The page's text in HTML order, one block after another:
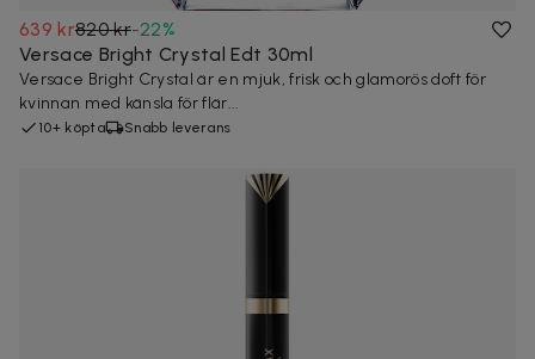
639 kr820 kr-22%
Versace Bright Crystal Edt 30ml
Versace Bright Crystal är en mjuk, frisk och glamorös doft för
kvinnan med känsla för flär...
10+ köpta Snabb leverans